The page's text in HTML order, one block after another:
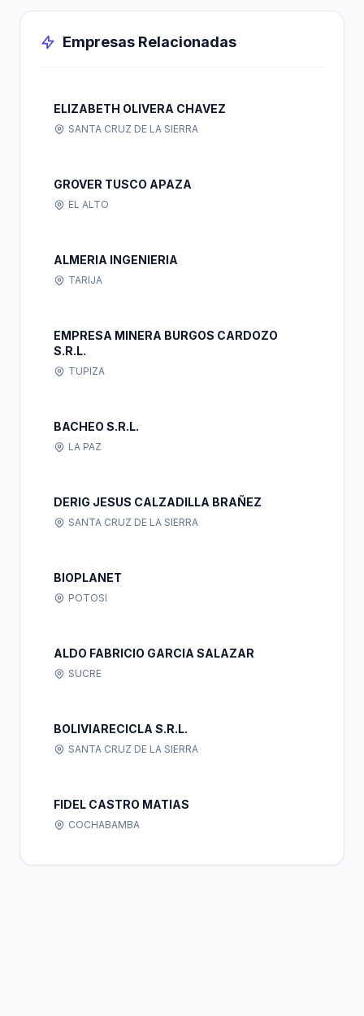
Empresas Relacionadas
ELIZABETH OLIVERA CHAVEZ
SANTA CRUZ DE LA SIERRA
GROVER TUSCO APAZA
EL ALTO
ALMERIA INGENIERIA
TARIJA
EMPRESA MINERA BURGOS CARDOZO
S.R.L.
TUPIZA
BACHEO S.R.L.
LA PAZ
DERIG JESUS CALZADILLA BRAÑEZ
SANTA CRUZ DE LA SIERRA
BIOPLANET
POTOSI
ALDO FABRICIO GARCIA SALAZAR
SUCRE
BOLIVIARECICLA S.R.L.
SANTA CRUZ DE LA SIERRA
FIDEL CASTRO MATIAS
COCHABAMBA